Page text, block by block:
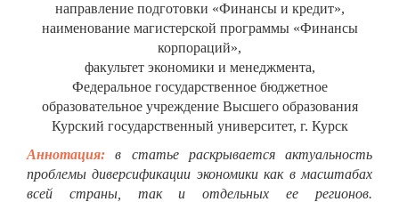
направление подготовки «Финансы и кредит»,
наименование магистерской программы «Финансы
корпораций»,
факультет экономики и менеджмента,
Федеральное государственное бюджетное
образовательное учреждение Высшего образования
Курский государственный университет, г. Курск
Аннотация: в статье раскрывается актуальность
проблемы диверсификации экономики как в масштабах
всей страны, так и отдельных ее регионов.